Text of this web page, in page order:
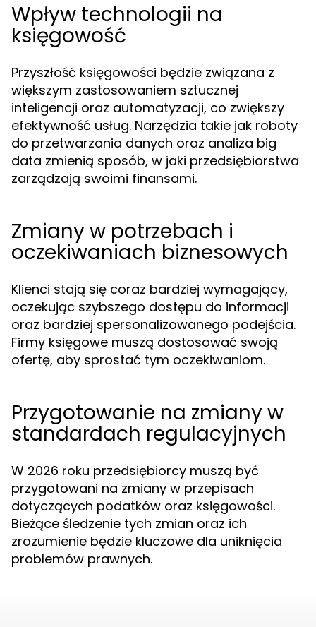
Wpływ technologii na
księgowość
Przyszłość księgowości będzie związana z
większym zastosowaniem sztucznej
inteligencji oraz automatyzacji, co zwiększy
efektywność usług. Narzędzia takie jak roboty
do przetwarzania danych oraz analiza big
data zmienią sposób, w jaki przedsiębiorstwa
zarządzają swoimi finansami.
Zmiany w potrzebach i
oczekiwaniach biznesowych
Klienci stają się coraz bardziej wymagający,
oczekując szybszego dostępu do informacji
oraz bardziej spersonalizowanego podejścia.
Firmy księgowe muszą dostosować swoją
ofertę, aby sprostać tym oczekiwaniom.
Przygotowanie na zmiany w
standardach regulacyjnych
W 2026 roku przedsiębiorcy muszą być
przygotowani na zmiany w przepisach
dotyczących podatków oraz księgowości.
Bieżące śledzenie tych zmian oraz ich
zrozumienie będzie kluczowe dla uniknięcia
problemów prawnych.